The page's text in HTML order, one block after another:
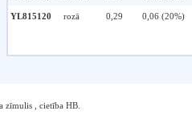
YL815120 rozā 0,29 0,06 (20%)
zīmulis , cietība HB.